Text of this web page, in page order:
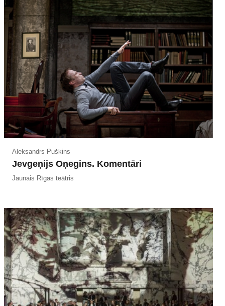
Aleksandrs Puškins
Jevgeņijs Oņegins. Komentāri
Jaunais Rīgas teātris